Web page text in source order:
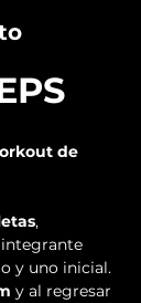
de
,
y uno inicial.
y al regresar